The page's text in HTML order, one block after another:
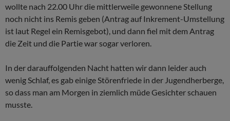
wollte nach 22.00 Uhr die mittlerweile gewonnene Stellung
noch nicht ins Remis geben (Antrag auf Inkrement-Umstellung
ist laut Regel ein Remisgebot), und dann fiel mit dem Antrag
die Zeit und die Partie war sogar verloren.
In der darauffolgenden Nacht hatten wir dann leider auch
wenig Schlaf, es gab einige Störenfriede in der Jugendherberge,
so dass man am Morgen in ziemlich müde Gesichter schauen
musste.